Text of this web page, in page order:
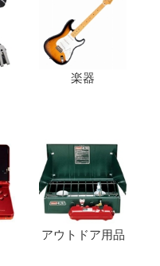
楽器
アウトドア用品